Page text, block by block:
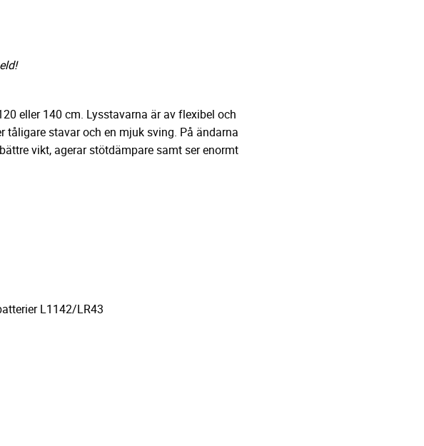
eller 140 cm. Lysstavarna är av flexibel och
stavar och en mjuk sving. På ändarna
vikt, agerar stötdämpare samt ser enormt
L1142/LR43